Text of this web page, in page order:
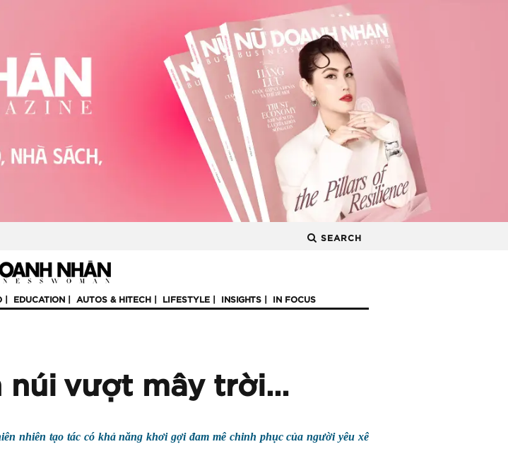
SEARCH
EDUCATION AUTOS & HITECH LIFESTYLE INSIGHTS IN FOCUS
núi vượt mây trời…
nhiên tạo tác có khả năng khơi gợi đam mê chinh phục của người yêu xê